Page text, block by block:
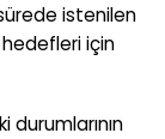
istenilen
için
durumlarının